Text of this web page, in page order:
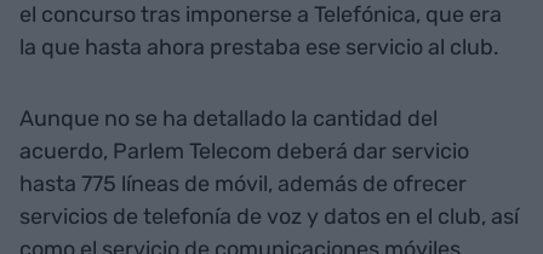
el concurso tras imponerse a Telefónica, que era
la que hasta ahora prestaba ese servicio al club.
Aunque no se ha detallado la cantidad del
acuerdo, Parlem Telecom deberá dar servicio
hasta 775 líneas de móvil, además de ofrecer
servicios de telefonía de voz y datos en el club, así